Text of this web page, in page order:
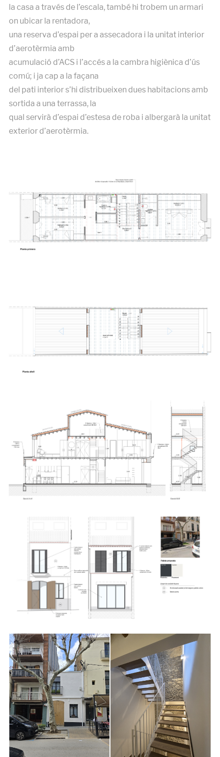
la casa a través de l’escala, també hi trobem un armari
on ubicar la rentadora,
una reserva d’espai per a assecadora i la unitat interior
d’aerotèrmia amb
acumulació d’ACS i l’accés a la cambra higiènica d’ús
comú; i ja cap a la façana
del pati interior s’hi distribueixen dues habitacions amb
sortida a una terrassa, la
qual servirà d’espai d’estesa de roba i albergarà la unitat
exterior d’aerotèrmia.